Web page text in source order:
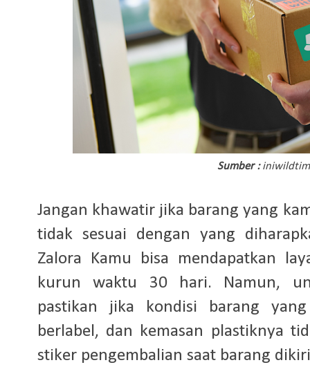
Sumber :
Jangan khawatir jika barang yang
tidak sesuai dengan yang
Zalora Kamu bisa mendapatkan
kurun waktu 30 hari. Namun,
pastikan jika kondisi barang
berlabel, dan kemasan plastiknya
stiker pengembalian saat barang